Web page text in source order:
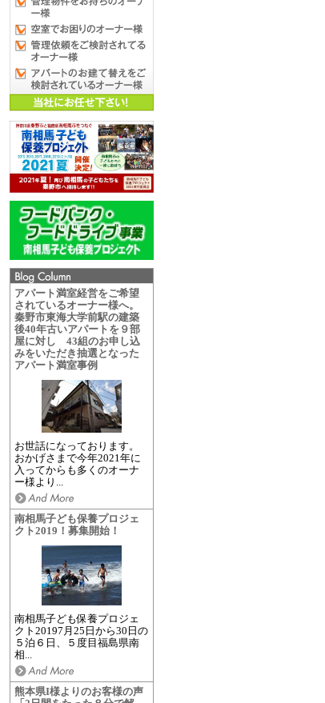
アパート満室経営をご希望
されているオーナー様へ。
秦野市東海大学前駅の建築
後40年古いアパートを９部
屋に対し 43組のお申し込
みをいただき抽選となった
アパート満室事例
お世話になっております。
おかげさまで今年2021年に
入ってからも多くのオーナ
ー様より...
南相馬子ども保養プロジェ
クト2019！募集開始！
南相馬子ども保養プロジェ
クト20197月25日から30日の
５泊６日、５度目福島県南
相...
熊本県I様よりのお客様の声